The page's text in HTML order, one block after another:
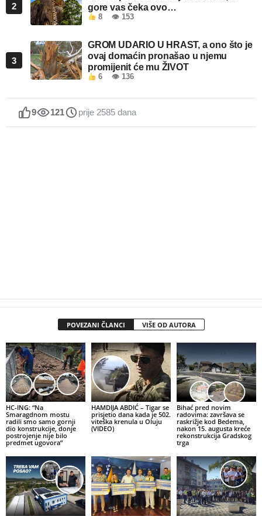
2
gore vas čeka ovo…
8 👁 153
3
GROM UDARIO U HRAST, a ono što je
ovaj domaćin pronašao u njemu
promijenit će mu ŽIVOT
6 👁 136
9 121 prije 2585 dana
POVEZANI ČLANCI VIŠE OD AUTORA
HC-ING: “Na
Smaragdnom mostu
radili smo samo gornji
dio konstrukcije, donje
postrojenje nije bilo
predmet ugovora”
HAMDIJA ABDIĆ – Tigar se
prisjetio dana kada je 502.
viteška krenula u Oluju
(VIDEO)
Bihać pred novim
radovima: završava se
raskrižje kod Bedema,
nakon 15. augusta kreće
rekonstrukcija Gradskog
trga